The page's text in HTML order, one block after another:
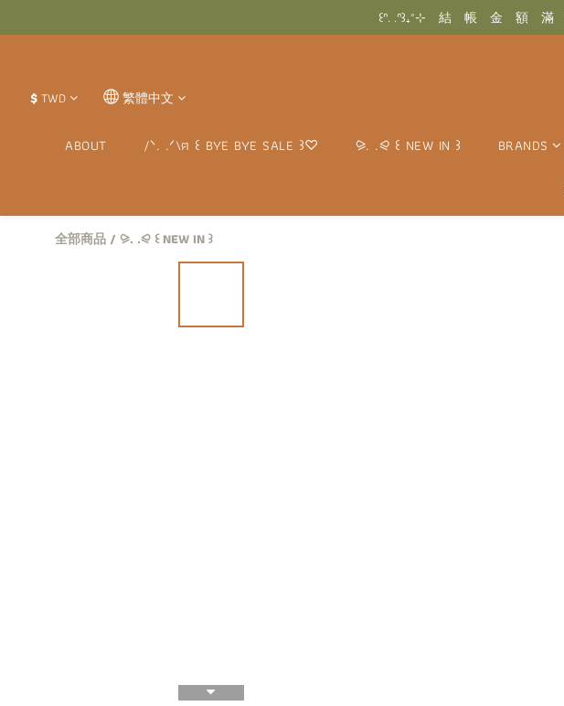
꒰ᐢ. .ᐢ꒱₊˚⊹　結　帳　金　額
꒰ᐢ. .ᐢ꒱₊˚⊹　結　帳　金　額
꒰ᐢ. .ᐢ꒱₊˚⊹　香　港　/　澳　門　結　帳
$TWD 繁體中文
ABOUT /ᐠ. .ᐟ\ฅ ꒰ BYE BYE SALE ꒱♡ ⪩. .⪨ ꒰ NEW IN ꒱ BRANDS
全部商品 / ⪩. .⪨ ꒰ NEW IN ꒱